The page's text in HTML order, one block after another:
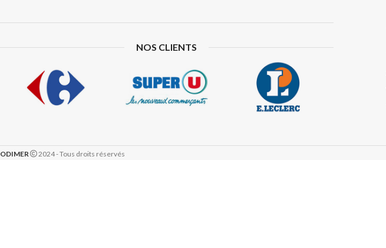
NOS CLIENTS
ODIMER 2024 - Tous droits réservés